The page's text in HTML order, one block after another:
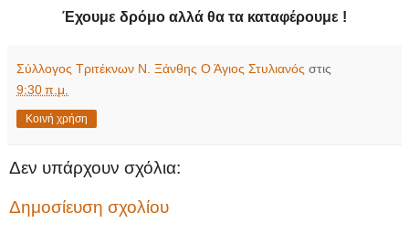
Έχουμε δρόμο αλλά θα τα καταφέρουμε !
Σύλλογος Τριτέκνων Ν. Ξάνθης Ο Άγιος Στυλιανός στις
9:30 π.μ.
Κοινή χρήση
Δεν υπάρχουν σχόλια:
Δημοσίευση σχολίου